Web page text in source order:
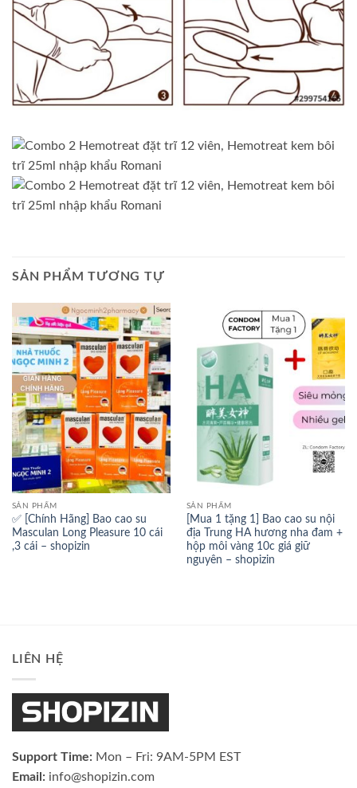
SẢN PHẨM TƯƠNG TỰ
SẢN PHẨM
✅ [Chính Hãng] Bao cao su
Masculan Long Pleasure 10 cái
,3 cái – shopizin
SẢN PHẨM
[Mua 1 tặng 1] Bao cao su nội
địa Trung HA hương nha đam +
hộp môi vàng 10c giá giữ
nguyên – shopizin
LIÊN HỆ
Support Time: Mon – Fri: 9AM-5PM EST
Email: info@shopizin.com